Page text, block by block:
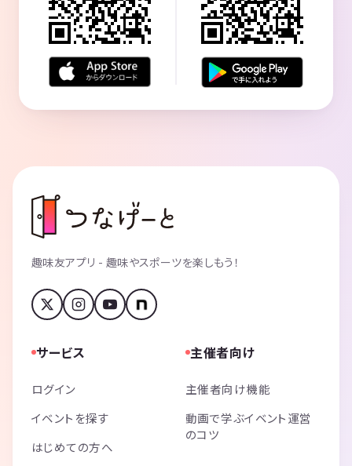
趣味友アプリ - 趣味やスポーツを楽しもう！
サービス
ログイン
イベントを探す
はじめての方へ
主催者向け
主催者向け機能
動画で学ぶイベント運営
のコツ